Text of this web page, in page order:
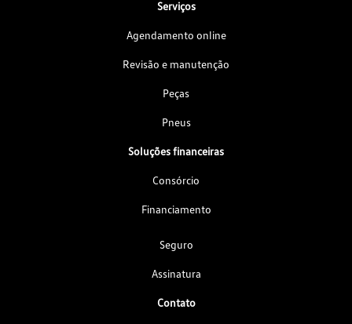
Serviços
Agendamento online
Revisão e manutenção
Peças
Pneus
Soluções financeiras
Consórcio
Financiamento
Seguro
Assinatura
Contato